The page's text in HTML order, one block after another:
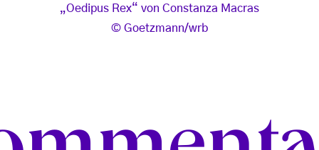
„Oedipus Rex“ von Constanza Macras
Goetzmann/wrb